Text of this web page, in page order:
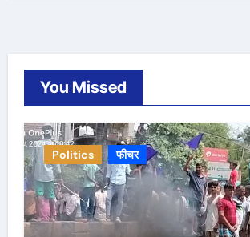
You Missed
Politics फीचर